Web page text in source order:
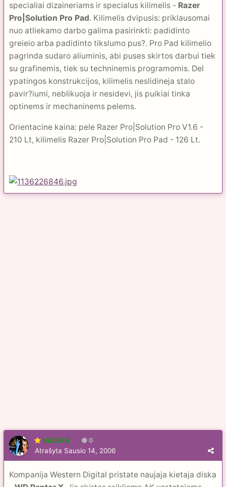
specialiai dizaineriams ir specialus kilimelis - Razer
Pro|Solution Pro Pad. Kilimelis dvipusis: priklausomai
nuo atliekamo darbo galima pasirinkti: padidinto
greieio arba padidinto tikslumo pus?. Pro Pad kilimelio
pagrinda sudaro aliuminis, abi puses skirtos darbui tiek
su grafinemis, tiek su techninemis programomis. Del
ypatingos konstrukcijos, kilimelis neslidineja stalo
pavir?iumi, neblikuoja ir nesidevi, jis puikiai tinka
optinems ir mechaninems pelems.
Orientacine kaina: pele Razer Pro|Solution Pro V1.6 -
210 Lt, kilimelis Razer Pro|Solution Pro Pad - 126 Lt.
VIAGRA 0
Atrašyta Sausio 14, 2006
Kompanija Western Digital pristate naujaja kietaja diska